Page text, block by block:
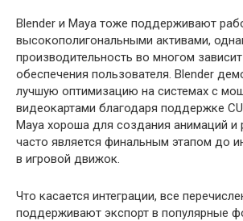
Blender и Maya тоже поддерживают
высокополигональными активами,
производительность во многом
обеспечения пользователя. Blender
лучшую оптимизацию на системах с
видеокартами благодаря поддержке
Maya хороша для создания анимаций и
часто является финальным этапом до
в игровой движок.
Что касается интеграции, все
поддерживают экспорт в популярные